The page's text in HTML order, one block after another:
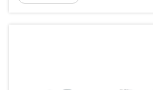
刷機とコスト効率の高い国産